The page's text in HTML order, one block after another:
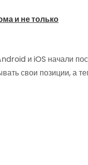
и не только
и iOS начали
свои позиции, а